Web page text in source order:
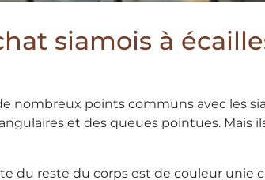
siamois à
nombreux points communs avec les
et des queues pointues. Mais
du reste du corps est de couleur unie